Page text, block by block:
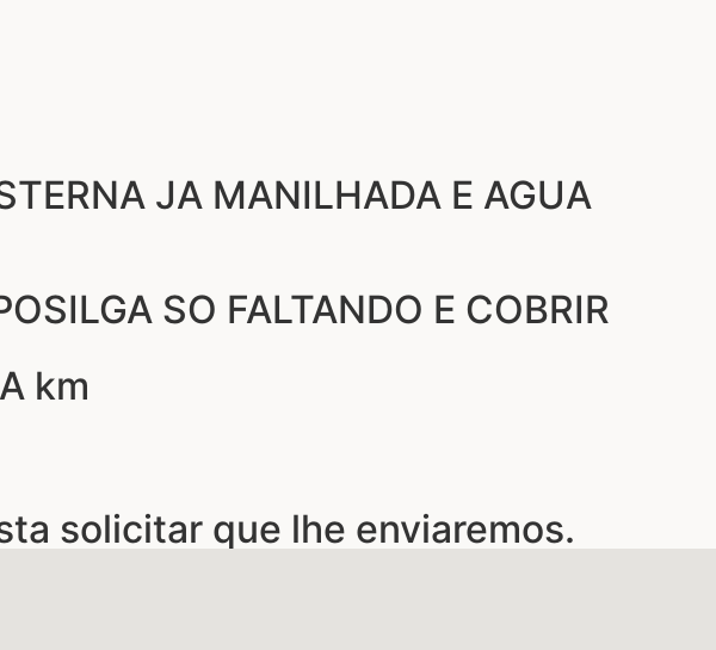
JA MANILHADA E AGUA
SO FALTANDO E COBRIR
km
solicitar que lhe enviaremos.